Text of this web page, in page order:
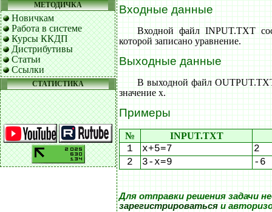
МЕТОДИЧКА
Новичкам
Работа в системе
Курсы ККДП
Дистрибутивы
Статьи
Ссылки
СТАТИСТИКА
Входные данные
Входной файл INPUT.TXT
которой записано уравнение.
Выходные данные
В выходной файл
значение x.
Примеры
№ INPUT.TXT
1 x+5=7
2
2
3-x=9 -6
Для отправки решения задачи
зарегистрироватьсяи